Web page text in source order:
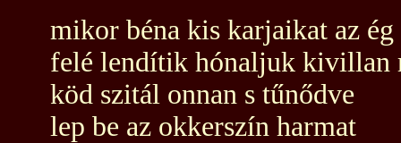
mikor béna kis karjaikat az ég
felé lendítik hónaljuk kivillan
köd szitál onnan s tűnődve
lep be az okkerszín harmat